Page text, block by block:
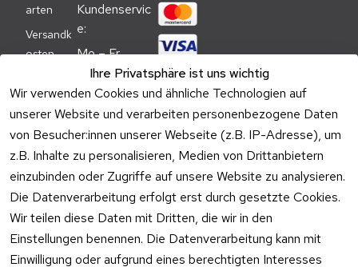
Ihre Privatsphäre ist uns wichtig
Wir verwenden Cookies und ähnliche Technologien auf
unserer Website und verarbeiten personenbezogene Daten
von Besucher:innen unserer Webseite (z.B. IP-Adresse), um
z.B. Inhalte zu personalisieren, Medien von Drittanbietern
einzubinden oder Zugriffe auf unsere Website zu analysieren.
Die Datenverarbeitung erfolgt erst durch gesetzte Cookies.
Wir teilen diese Daten mit Dritten, die wir in den
Einstellungen benennen. Die Datenverarbeitung kann mit
Einwilligung oder aufgrund eines berechtigten Interesses
arten
Versandk
osten
nweis
Verpacku
ngshinwei
se
Altgeräte
-
Entsorgu
ng
Kundenservic
e:
Mo – Fr
09:00 –
17:00 Uhr
Telefon
Kundenservic
e:
Mo – Fr 11:00
– 15:00 Uhr
Versa
ndpa